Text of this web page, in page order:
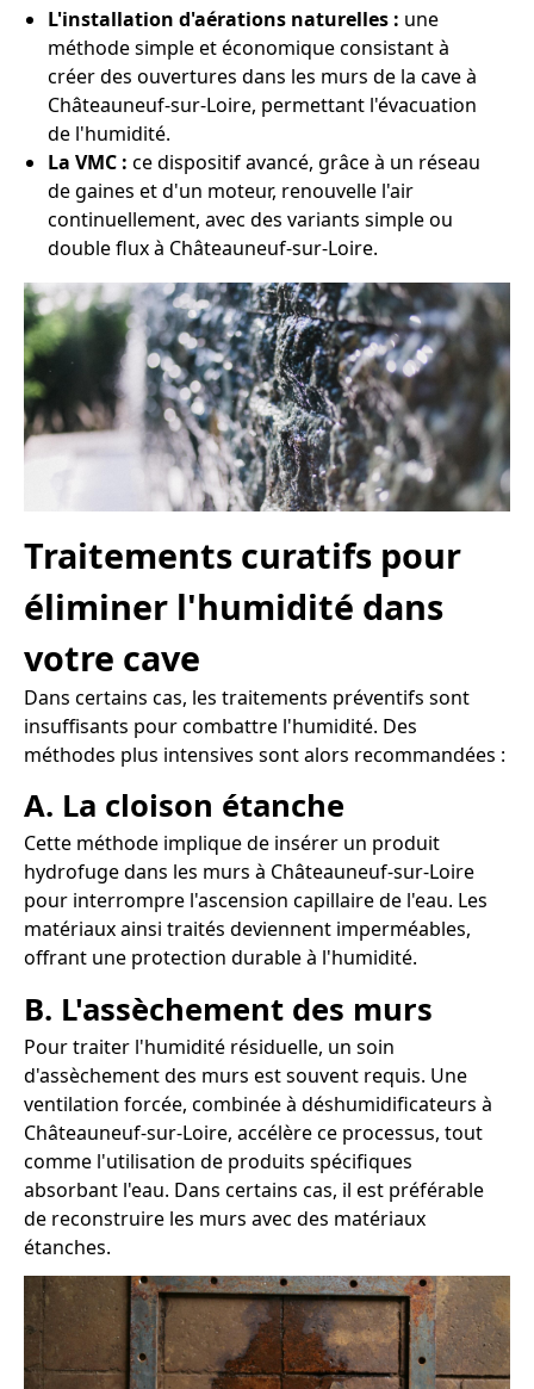
L'installation d'aérations naturelles : une
méthode simple et économique consistant à
créer des ouvertures dans les murs de la cave à
Châteauneuf-sur-Loire, permettant l'évacuation
de l'humidité.
La VMC : ce dispositif avancé, grâce à un réseau
de gaines et d'un moteur, renouvelle l'air
continuellement, avec des variants simple ou
double flux à Châteauneuf-sur-Loire.
Traitements curatifs pour
éliminer l'humidité dans
votre cave
Dans certains cas, les traitements préventifs sont
insuffisants pour combattre l'humidité. Des
méthodes plus intensives sont alors recommandées :
A. La cloison étanche
Cette méthode implique de insérer un produit
hydrofuge dans les murs à Châteauneuf-sur-Loire
pour interrompre l'ascension capillaire de l'eau. Les
matériaux ainsi traités deviennent imperméables,
offrant une protection durable à l'humidité.
B. L'assèchement des murs
Pour traiter l'humidité résiduelle, un soin
d'assèchement des murs est souvent requis. Une
ventilation forcée, combinée à déshumidificateurs à
Châteauneuf-sur-Loire, accélère ce processus, tout
comme l'utilisation de produits spécifiques
absorbant l'eau. Dans certains cas, il est préférable
de reconstruire les murs avec des matériaux
étanches.